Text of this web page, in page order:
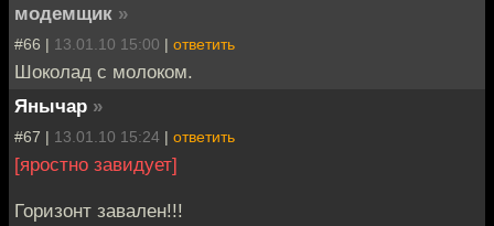
модемщик »
#66 | 13.01.10 15:00 | ответить
Шоколад с молоком.
Янычар »
#67 | 13.01.10 15:24 | ответить
[яростно завидует]
Горизонт завален!!!